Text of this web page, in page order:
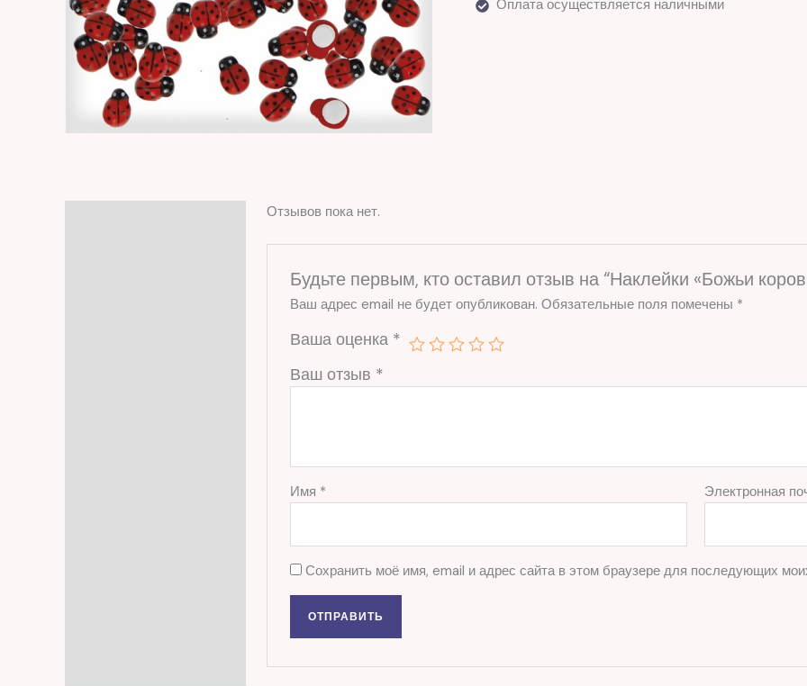
Оплата осуществляется наличными
Отзывов пока нет.
Будьте первым, кто оставил отзыв на “Наклейки «Божьи
Ваш адрес email не будет опубликован. Обязательные поля помечены *
Ваша оценка *
Ваш отзыв *
Имя * Электронная
Сохранить моё имя, email и адрес сайта в этом браузере для последующих